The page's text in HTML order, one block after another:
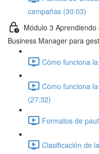
campañas (30:03)
Módulo 3
Business Manager para
Cómo funciona
Cómo funciona
(27:32)
Formatos de
Clasificación de